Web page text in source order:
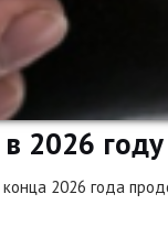
2026
2026 года